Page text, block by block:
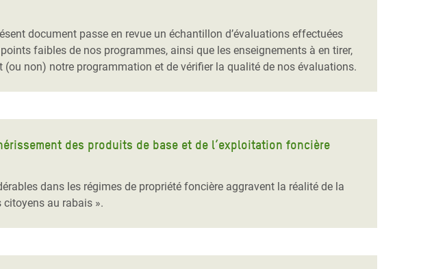
document passe en revue un échantillon d’évaluations effectuées
faibles de nos programmes, ainsi que les enseignements à en tirer,
non) notre programmation et de vérifier la qualité de nos évaluations.
des produits de base et de l’exploitation foncière
dans les régimes de propriété foncière aggravent la réalité de la
citoyens au rabais ».